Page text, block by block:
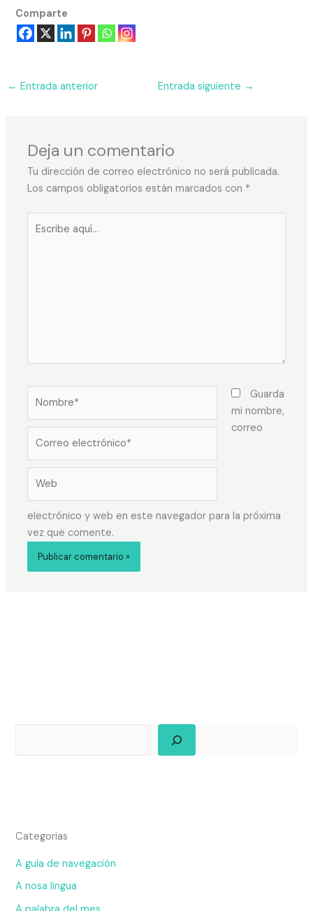
Comparte
← Entrada anterior Entrada siguiente →
Deja un comentario
Tu dirección de correo electrónico no será publicada.
Los campos obligatorios están marcados con *
Guarda
mi nombre,
correo
electrónico y web en este navegador para la próxima
vez que comente.
Categorias
A guía de navegación
A nosa lingua